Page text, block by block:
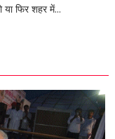
या फिर शहर में...